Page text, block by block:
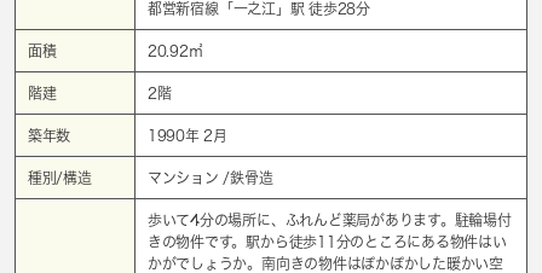
都営新宿線「 一之江 」駅 徒歩28分
面積 20.92㎡
階建 2階
築年数 1990年 2月
種別/構造 マンション /鉄骨造
歩いて4分の場所に、ふれんど薬局があります。駐輪場付
きの物件です。駅から徒歩11分のところにある物件はい
かがでしょうか。南向きの物件はぽかぽかした暖かい空